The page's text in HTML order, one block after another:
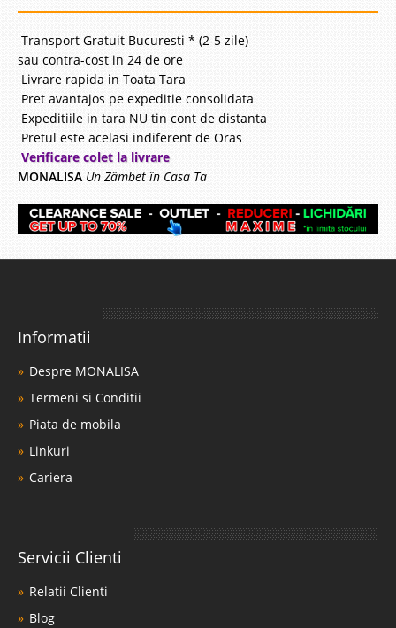
Transport Gratuit Bucuresti * (2-5 zile)
sau contra-cost in 24 de ore
Livrare rapida in Toata Tara
Pret avantajos pe expeditie consolidata
Expeditiile in tara NU tin cont de distanta
Pretul este acelasi indiferent de Oras
Verificare colet la livrare
MONALISA Un Zâmbet în Casa Ta
Informatii
Despre MONALISA
Termeni si Conditii
Piata de mobila
Linkuri
Cariera
Servicii Clienti
Relatii Clienti
Blog